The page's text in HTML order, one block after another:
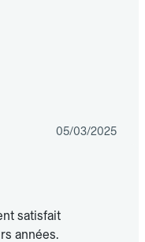
05/03/2025
satisfait
années.